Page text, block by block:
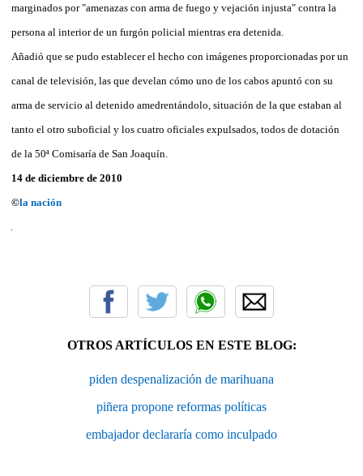
marginados por "amenazas con arma de fuego y vejación injusta" contra la
persona al interior de un furgón policial mientras era detenida.
Añadió que se pudo establecer el hecho con imágenes proporcionadas por un
canal de televisión, las que develan cómo uno de los cabos apuntó con su
arma de servicio al detenido amedrentándolo, situación de la que estaban al
tanto el otro suboficial y los cuatro oficiales expulsados, todos de dotación
de la 50ª Comisaría de San Joaquín.
14 de diciembre de 2010
©la nación
OTROS ARTÍCULOS EN ESTE BLOG:
piden despenalización de marihuana
piñera propone reformas políticas
embajador declararía como inculpado